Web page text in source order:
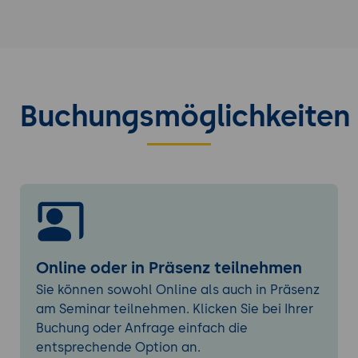
Schriftgrößen und flexible Abstände
4. Adaptive Navigation und Interaktion
Gestensteuerung
Touch-Optimierung
und angemessene Abstände
Progressive Enhancement:
Basisfunktionalität für alle Geräte
sicherstellen
5. Performance-Optimierung
Buchungsmöglichkeiten
Online oder in Präsenz teilnehmen
Sie können sowohl Online als auch in Präsenz
am Seminar teilnehmen. Klicken Sie bei Ihrer
Buchung oder Anfrage einfach die
entsprechende Option an.